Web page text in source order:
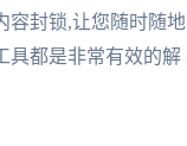
容封锁,让您随时随地
具都是非常有效的解